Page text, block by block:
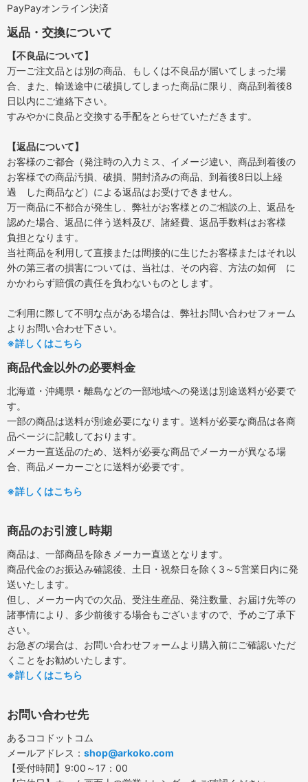
PayPayオンライン決済
返品・交換について
【不良品について】
万一ご注文品とは別の商品、もしくは不良品が届いてしまった場
合、また、輸送途中に破損してしまった商品に限り、商品到着後8
日以内にご連絡下さい。
すみやかに良品と交換する手配をとらせていただきます。
【返品について】
お客様のご都合（発注時の入力ミス、イメージ違い、商品到着後の
お客様での商品汚損、破損、開封済みの商品、到着後8日以上経
過 した商品など）による返品はお受けできません。
万一商品に不都合が発生し、弊社がお客様とのご相談の上、返品を
認めた場合、返品に伴う送料及び、諸経費、返品手数料はお客様
負担となります。
当社商品を利用して直接または間接的に生じたお客様またはそれ以
外の第三者の損害については、当社は、その内容、方法の如何 に
かかわらず賠償の責任を負わないものとします。
ご利用に際して不明な点がある場合は、弊社お問い合わせフォーム
よりお問い合わせ下さい。
※詳しくはこちら
商品代金以外の必要料金
北海道・沖縄県・離島などの一部地域への発送は別途送料が必要で
す。
一部の商品は送料が別途必要になります。送料が必要な商品は各商
品ページに記載しております。
メーカー直送品のため、送料が必要な商品でメーカーが異なる場
合、商品メーカーごとに送料が必要です。
※詳しくはこちら
商品のお引渡し時期
商品は、一部商品を除きメーカー直送となります。
商品代金のお振込み確認後、土日・祝祭日を除く3～5営業日内に発
送いたします。
但し、メーカー内での欠品、受注生産品、発注数量、お届け先等の
諸事情により、多少前後する場合もございますので、予めご了承下
さい。
お急ぎの場合は、お問い合わせフォームより購入前にご確認いただ
くことをお勧めいたします。
※詳しくはこちら
お問い合わせ先
あるココドットコム
メールアドレス： shop@arkoko.com
【受付時間】9:00～17：00